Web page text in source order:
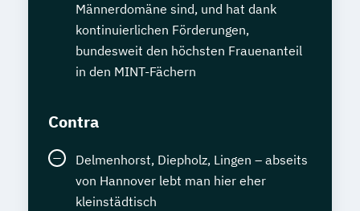
Männerdomäne sind, und hat dank
kontinuierlichen Förderungen,
bundesweit den höchsten Frauenanteil
in den MINT-Fächern
Contra
Delmenhorst, Diepholz, Lingen – abseits
von Hannover lebt man hier eher
kleinstädtisch